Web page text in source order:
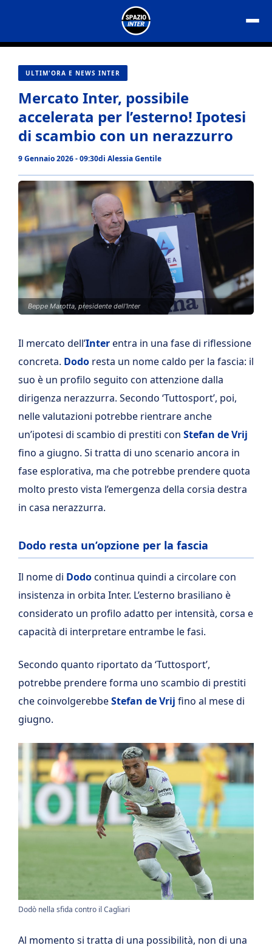
contenuto
ULTIM'ORA E NEWS INTER
Mercato Inter, possibile
accelerata per l’esterno! Ipotesi
di scambio con un nerazzurro
9 Gennaio 2026 - 09:30di Alessia Gentile
Beppe Marotta, presidente dell'Inter
Il mercato dell’Interentra in una fase di riflessione
concreta. Dodo resta un nome caldo per la fascia: il
suo è un profilo seguito con attenzione dalla
dirigenza nerazzurra. Secondo ‘Tuttosport’, poi,
nelle valutazioni potrebbe rientrare anche
un’ipotesi di scambio di prestiti con Stefan de Vrij
fino a giugno. Si tratta di uno scenario ancora in
fase esplorativa, ma che potrebbe prendere quota
molto presto vista l’emergenza della corsia destra
in casa nerazzurra.
Dodo resta un’opzione per la fascia
Il nome di Dodocontinua quindi a circolare con
insistenza in orbita Inter. L’esterno brasiliano è
considerato un profilo adatto per intensità, corsa e
capacità di interpretare entrambe le fasi.
Secondo quanto riportato da ‘Tuttosport’,
potrebbe prendere forma uno scambio di prestiti
che coinvolgerebbeStefan de Vrij fino al mese di
giugno.
Dodò nella sfida contro il Cagliari
Al momento si tratta di una possibilità, non di una